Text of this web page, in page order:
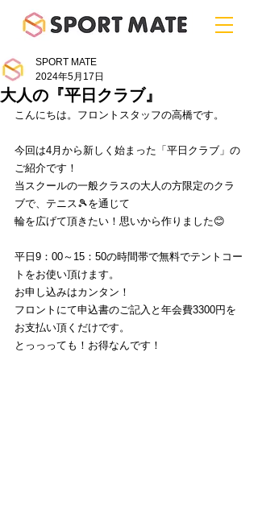
大人の『平日クラブ』
SPORT MATE
2024年5月17日
こんにちは。フロントスタッフの高橋です。
今回は4月から新しく始まった「平日クラブ」の
ご紹介です！
当スクールの一般クラスの大人の方限定のクラ
ブで、テニス🎾を通じて
輪を広げて頂きたい！思いから作りました😊
平日9：00～15：50の時間帯で無料でテントコー
トをお使い頂けます。
お申し込みはカンタン！
フロントにて申込書のご記入と年会費3300円を
お支払い頂くだけです。
とっっっても！お得なんです！